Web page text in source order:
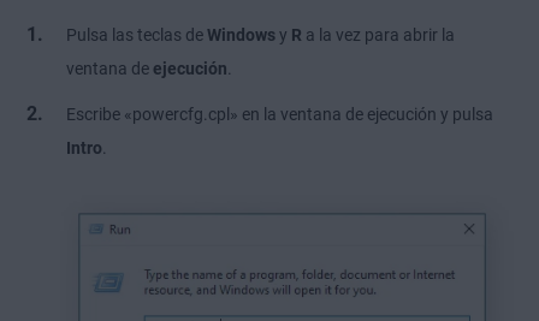
Pulsa las teclas deWindowsy R a la vez para abrir la
ventana de ejecución
Escribe «powercfg.cpl» en la ventana de ejecución y pulsa
Intro